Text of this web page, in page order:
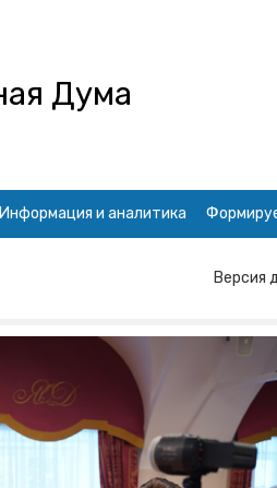
Дума
Информация и аналитика
Версия